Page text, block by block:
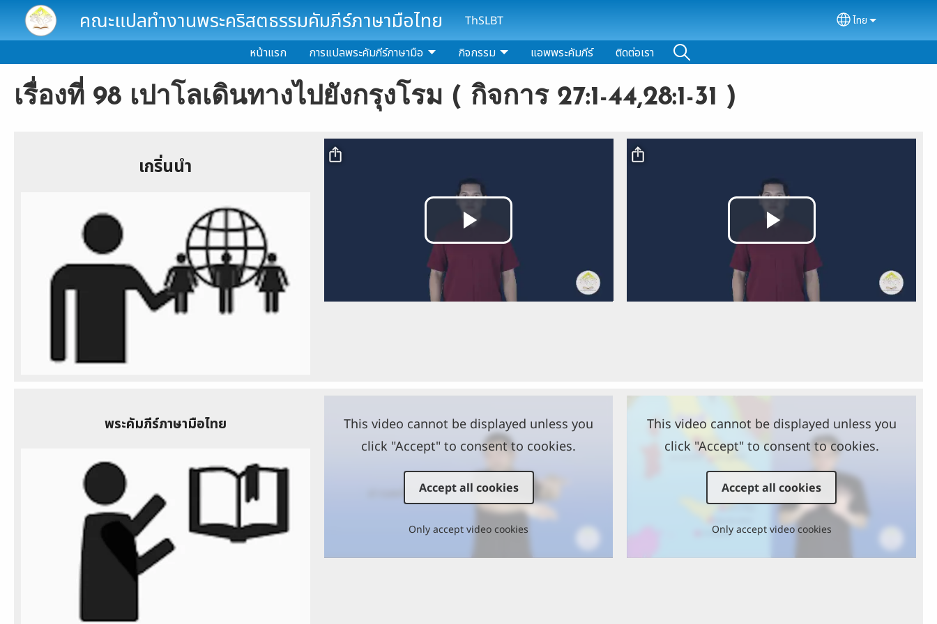
Skip to main contentคณะแปลทำงานพระคริสตธรรมคัมภีร์ภาษามือไทย ThSLBT Select your
ไทย
หน้าแรก การแปลพระคัมภีร์ภาษามือ กิจกรรม แอพพระคัมภีร์ ติดต่อเรา
เรื่องที่ 98 เปาโลเดินทางไปยังกรุงโรม ( กิจการ 27:1-44,28:1-31 )
เกริ่นนำ
Video file
Play
Video
Video file
Play
Video
พระคัมภีร์ภาษามือไทย
This video cannot be displayed unless you
click "Accept" to consent to cookies.
Accept all cookies
Only accept video cookies
This video cannot be displayed unless you
click "Accept" to consent to cookies.
Accept all cookies
Only accept video cookies